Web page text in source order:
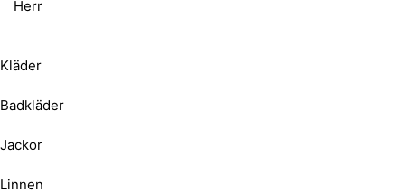
Herr
Kläder
Badkläder
Jackor
Linnen